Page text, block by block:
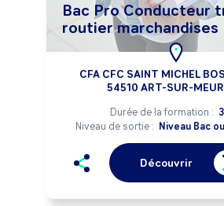
Bac Pro Conducteur
routier marchandises
CFA CFC SAINT MICHEL
54510 ART-SUR-
Durée de la formation :
Niveau de sortie : Niveau Bac
Découvrir